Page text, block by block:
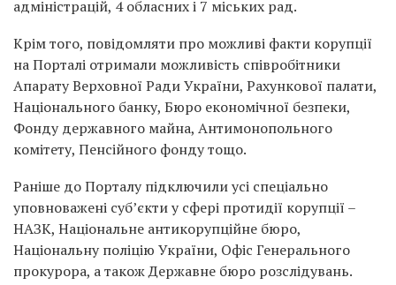
адміністрацій, 4 обласних і 7 міських рад.
Крім того, повідомляти про можливі факти корупції
на Порталі отримали можливість співробітники
Апарату Верховної Ради України, Рахункової палати,
Національного банку, Бюро економічної безпеки,
Фонду державного майна, Антимонопольного
комітету, Пенсійного фонду тощо.
Раніше до Порталу підключили усі спеціально
уповноважені суб’єкти у сфері протидії корупції –
НАЗК, Національне антикорупційне бюро,
Національну поліцію України, Офіс Генерального
прокурора, а також Державне бюро розслідувань.